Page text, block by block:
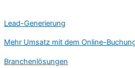
Lead-Generierung
Mehr Umsatz mit dem Online-
Branchenlösungen